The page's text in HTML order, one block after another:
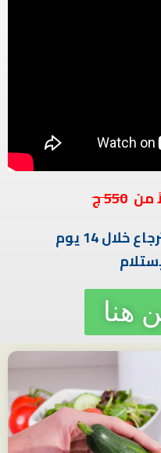
550 ج
14 يوم
هنا